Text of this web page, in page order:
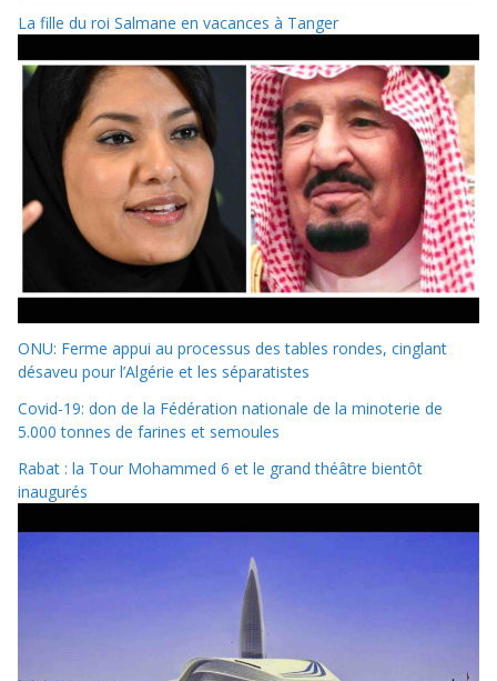
La fille du roi Salmane en vacances à Tanger
ONU: Ferme appui au processus des tables rondes, cinglant
désaveu pour l’Algérie et les séparatistes
Covid-19: don de la Fédération nationale de la minoterie de
5.000 tonnes de farines et semoules
Rabat : la Tour Mohammed 6 et le grand théâtre bientôt
inaugurés